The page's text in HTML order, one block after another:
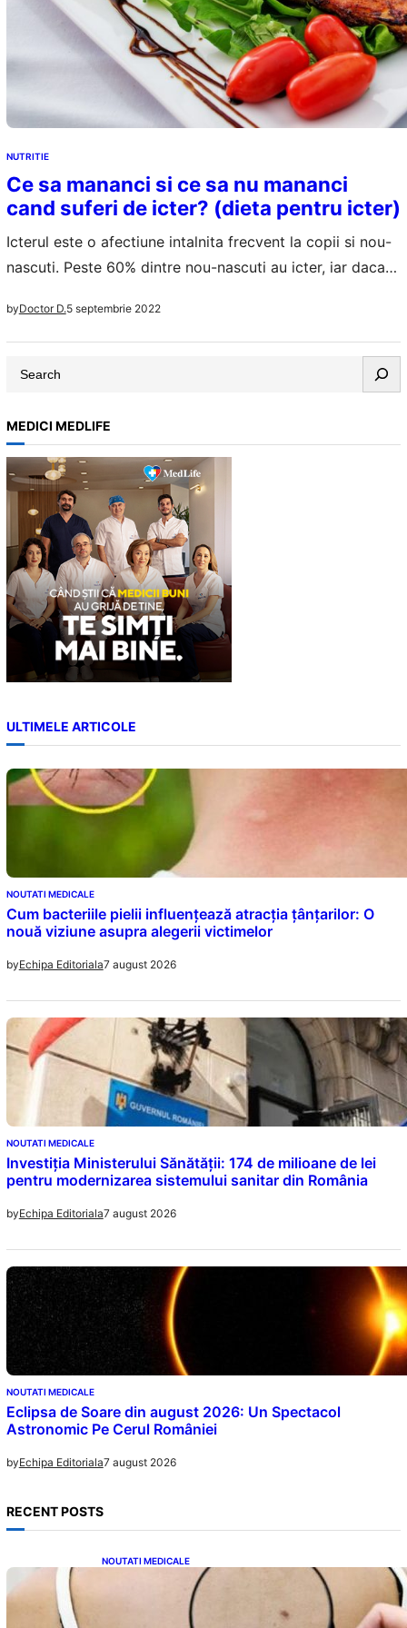
NUTRITIE
Ce sa mananci si ce sa nu mananci
cand suferi de icter? (dieta pentru icter)
Icterul este o afectiune intalnita frecvent la copii si nou-
nascuti. Peste 60% dintre nou-nascuti au icter, iar daca
de sarcina, sansele de icter cresc cu pana la 20%.
Recunosti usor icterul prin culoarea galbena a ochilor, a
albului ochilor, si a pielii pacientilor afectati. Pe langa…
byDoctor D.5 septembrie 2022
a
r
c
h
MEDICI MEDLIFE
ULTIMELE ARTICOLE
NOUTATI MEDICALE
Cum bacteriile pielii influențează atracția țânțarilor: O
nouă viziune asupra alegerii victimelor
byEchipa Editoriala7 august 2026
NOUTATI MEDICALE
Investiția Ministerului Sănătății: 174 de milioane de lei
pentru modernizarea sistemului sanitar din România
byEchipa Editoriala7 august 2026
NOUTATI MEDICALE
Eclipsa de Soare din august 2026: Un Spectacol
Astronomic Pe Cerul României
byEchipa Editoriala7 august 2026
RECENT POSTS
NOUTATI MEDICALE
10 Semne Ascunse ale Cancerului de Piele:
Ce Trebuie să Știm pentru a Ne Proteja